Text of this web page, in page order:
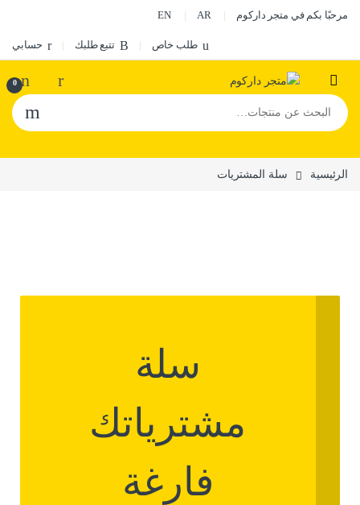
مرحبًا بكم في متجر داركوم
طلب خاص تتبع طلبك حسابي
0
الرئيسية سلة المشتريات
سلة
مشترياتك
فارغة